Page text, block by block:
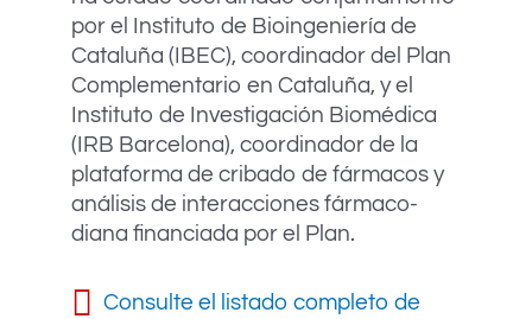
por el Instituto de Bioingeniería de
Cataluña (IBEC), coordinador del Plan
Complementario en Cataluña, y el
Instituto de Investigación Biomédica
(IRB Barcelona), coordinador de la
plataforma de cribado de fármacos y
análisis de interacciones fármaco-
diana financiada por el Plan.
Consulte el listado completo de